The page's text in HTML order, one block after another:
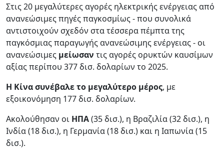
Στις 20 μεγαλύτερες αγορές ηλεκτρικής ενέργειας από
ανανεώσιμες πηγές παγκοσμίως - που συνολικά
αντιστοιχούν σχεδόν στα τέσσερα πέμπτα της
παγκόσμιας παραγωγής ανανεώσιμης ενέργειας - οι
ανανεώσιμες μείωσαν τις αγορές ορυκτών καυσίμων
αξίας περίπου 377 δισ. δολαρίων το 2025.
Η Κίνα συνέβαλε το μεγαλύτερο μέρος, με
εξοικονόμηση 177 δισ. δολαρίων.
Ακολούθησαν οι ΗΠΑ(35 δισ.), η Βραζιλία (32 δισ.), η
Ινδία (18 δισ.), η Γερμανία (18 δισ.) και η Ιαπωνία (15
δισ.).